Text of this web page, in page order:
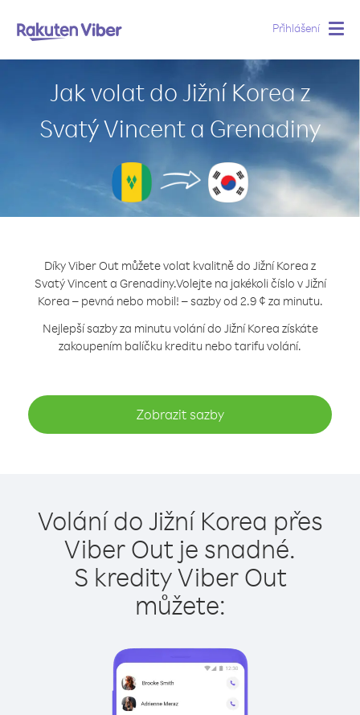
Přihlášení
Jak volat do Jižní Korea z
Svatý Vincent a Grenadiny
Díky Viber Out můžete volat kvalitně do Jižní Korea z
Svatý Vincent a Grenadiny.Volejte na jakékoli číslo v Jižní
Korea – pevná nebo mobil! – sazby od 2.9 ¢ za minutu.
Nejlepší sazby za minutu volání do Jižní Korea získáte
zakoupením balíčku kreditu nebo tarifu volání.
Zobrazit sazby
Volání do Jižní Korea přes
Viber Out je snadné.
S kredity Viber Out
můžete: